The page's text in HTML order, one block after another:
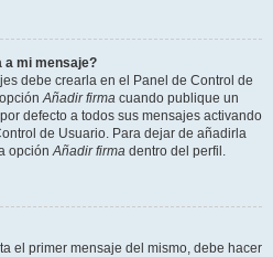
a mi mensaje?
debe crearla en el Panel de Control de
Añadir firma cuando publique un
defecto a todos sus mensajes activando
de Usuario. Para dejar de añadirla
opciónAñadir firma dentro del perfil.
el primer mensaje del mismo, debe hacer